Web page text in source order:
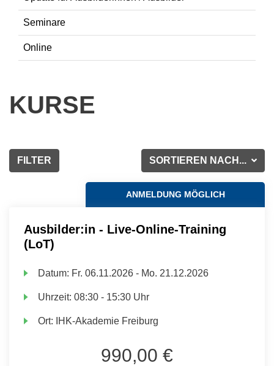
Seminare
Online
KURSE
SORTIEREN NACH...
FILTER
ANMELDUNG MÖGLICH
Ausbilder:in - Live-Online-Training
(LoT)
Datum: Fr. 06.11.2026 - Mo. 21.12.2026
Uhrzeit:08:30 - 15:30 Uhr
Ort: IHK-Akademie Freiburg
990,00 €